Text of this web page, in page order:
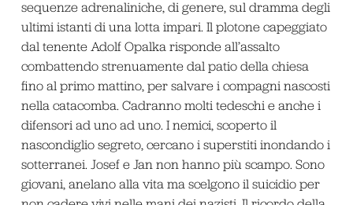
sequenze adrenaliniche, di genere, sul dramma degli
ultimi istanti di una lotta impari. Il plotone capeggiato
dal tenente Adolf Opalka risponde all’assalto
combattendo strenuamente dal patio della chiesa
fino al primo mattino, per salvare i compagni nascosti
nella catacomba. Cadranno molti tedeschi e anche i
difensori ad uno ad uno. I nemici, scoperto il
nascondiglio segreto, cercano i superstiti inondando i
sotterranei. Josef e Jan non hanno più scampo. Sono
giovani, anelano alla vita ma scelgono il suicidio per